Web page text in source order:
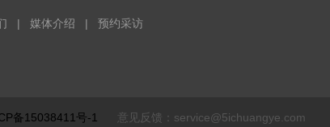
| 媒体介绍 | 预约采访
备15038411号-1 意见反馈：service@5ichuangye.com